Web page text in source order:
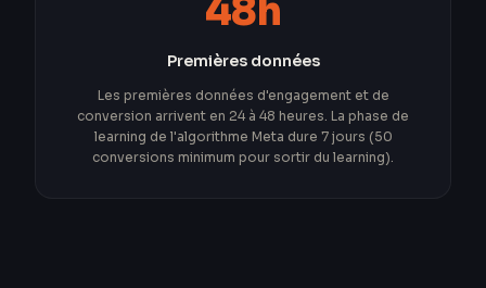
48h
Premières données
Les premières données d'engagement et de
conversion arrivent en 24 à 48 heures. La phase de
learning de l'algorithme Meta dure 7 jours (50
conversions minimum pour sortir du learning).